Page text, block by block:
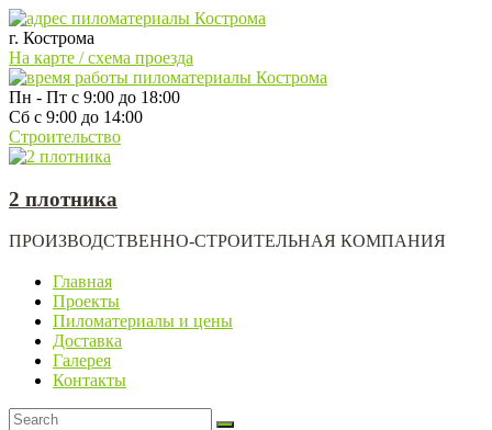
г. Кострома
На карте / схема проезда
Пн - Пт с 9:00 до 18:00
Сб с 9:00 до 14:00
Строительство
2 плотника
ПРОИЗВОДСТВЕННО-СТРОИТЕЛЬНАЯ КОМПАНИЯ
Главная
Проекты
Пиломатериалы и цены
Доставка
Галерея
Контакты